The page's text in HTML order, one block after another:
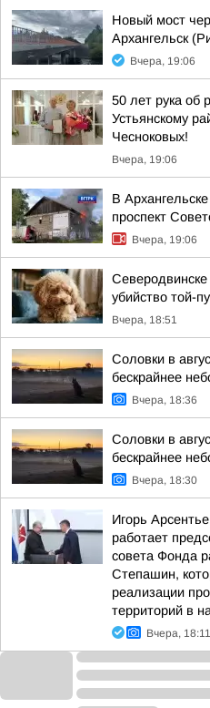
Новый мост
Архангельск
Вчера, 19:06
50 лет рука об
Устьянскому
Чесноковых!
Вчера, 19:06
В
проспект
Вчера, 19:06
Северодвинске
убийство той-
Вчера, 18:51
Соловки в
бескрайнее
Вчера, 18:36
Соловки в
бескрайнее
Вчера, 18:30
Игорь
работает
совета Фонда
Степашин,
реализации
территорий в
Вчера, 18:11